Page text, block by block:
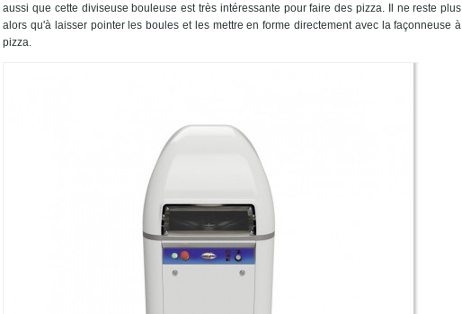
aussi que cette diviseuse bouleuse est très intéressante pour faire des pizza. Il ne reste plus
alors qu'à laisser pointer les boules et les mettre en forme directement avec la façonneuse à
pizza.